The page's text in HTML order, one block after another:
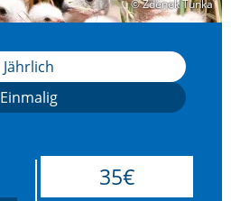
© Zdenek Tunka
© Zdenek Tunka
Jährlich
Einmalig
35€